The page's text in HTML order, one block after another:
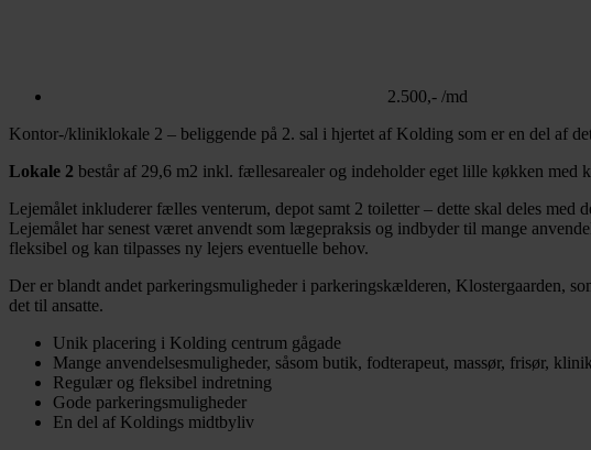
2.500,- /md
Kontor-/kliniklokale 2 – beliggende på 2. sal i hjertet af Kolding som er en del af
Lokale 2 består af 29,6 m2 inkl. fællesarealer og indeholder eget lille køkken med
Lejemålet inkluderer fælles venterum, depot samt 2 toiletter – dette skal deles med
Lejemålet har senest været anvendt som lægepraksis og indbyder til mange
fleksibel og kan tilpasses ny lejers eventuelle behov.
Der er blandt andet parkeringsmuligheder i parkeringskælderen, Klostergaarden,
det til ansatte.
Unik placering i Kolding centrum gågade
Mange anvendelsesmuligheder, såsom butik, fodterapeut, massør, frisør,
Regulær og fleksibel indretning
Gode parkeringsmuligheder
En del af Koldings midtbyliv